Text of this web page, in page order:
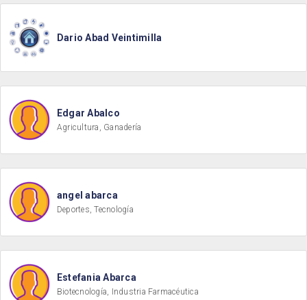
Dario Abad Veintimilla
Edgar Abalco
Agricultura, Ganadería
angel abarca
Deportes, Tecnología
Estefania Abarca
Biotecnología, Industria Farmacéutica